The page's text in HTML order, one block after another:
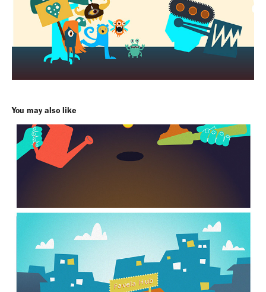
You may also like